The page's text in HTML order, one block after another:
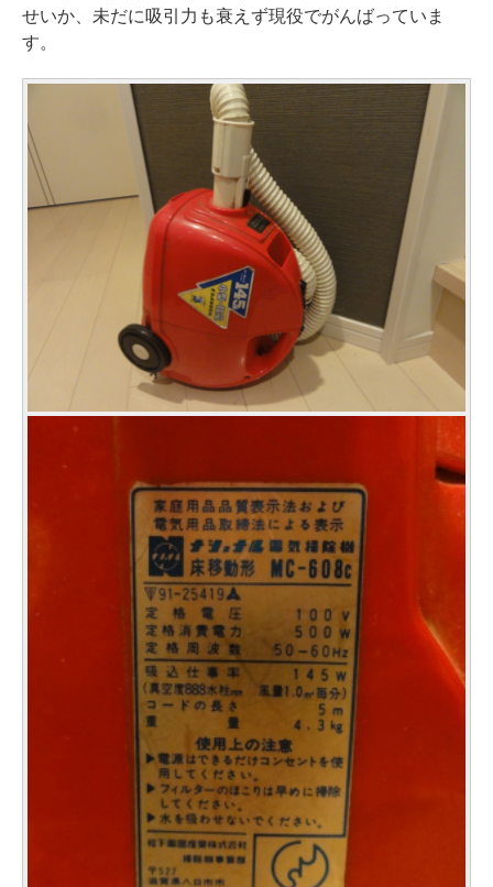
せいか、未だに吸引力も衰えず現役でがんばっていま
す。